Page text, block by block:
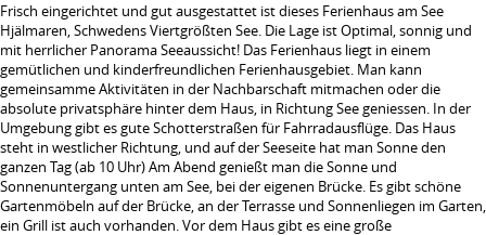
Frisch eingerichtet und gut ausgestattet ist dieses Ferienhaus am See
Hjälmaren, Schwedens Viertgrößten See. Die Lage ist Optimal, sonnig und
mit herrlicher Panorama Seeaussicht! Das Ferienhaus liegt in einem
gemütlichen und kinderfreundlichen Ferienhausgebiet. Man kann
gemeinsamme Aktivitäten in der Nachbarschaft mitmachen oder die
absolute privatsphäre hinter dem Haus, in Richtung See geniessen. In der
Umgebung gibt es gute Schotterstraßen für Fahrradausflüge. Das Haus
steht in westlicher Richtung, und auf der Seeseite hat man Sonne den
ganzen Tag (ab 10 Uhr) Am Abend genießt man die Sonne und
Sonnenuntergang unten am See, bei der eigenen Brücke. Es gibt schöne
Gartenmöbeln auf der Brücke, an der Terrasse und Sonnenliegen im Garten,
ein Grill ist auch vorhanden. Vor dem Haus gibt es eine große